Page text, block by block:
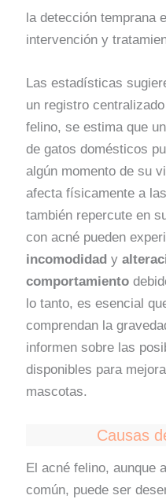
la detección temprana
intervención y
Las estadísticas
un registro
felino, se estima que
de gatos domésticos
algún momento de su
afecta físicamente a
también repercute en
con acné pueden
incomodidady
comportamiento
lo tanto, es esencial
comprendan la
informen sobre las
disponibles para
mascotas.
Causas
El acné felino, aunque
común, puede ser